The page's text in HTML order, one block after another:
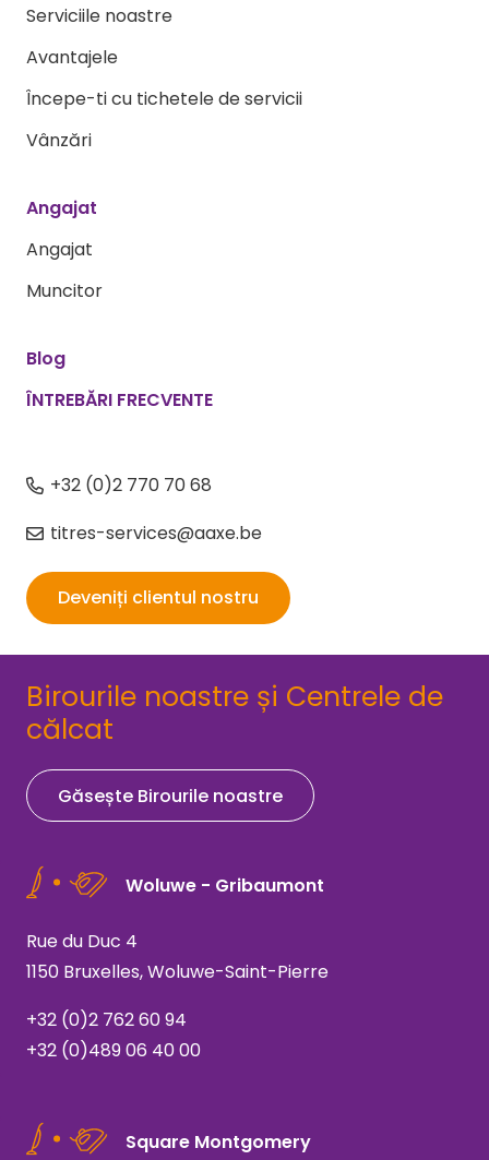
Serviciile noastre
Avantajele
Începe-ti cu tichetele de servicii
Vânzări
Angajat
Angajat
Muncitor
Blog
ÎNTREBĂRI FRECVENTE
+32 (0)2 770 70 68
titres-services@aaxe.be
Deveniți clientul nostru
Birourile noastre și Centrele de
călcat
Găsește Birourile noastre
Woluwe - Gribaumont
Rue du Duc 4
1150 Bruxelles, Woluwe-Saint-Pierre
+32 (0)2 762 60 94
+32 (0)489 06 40 00
Square Montgomery